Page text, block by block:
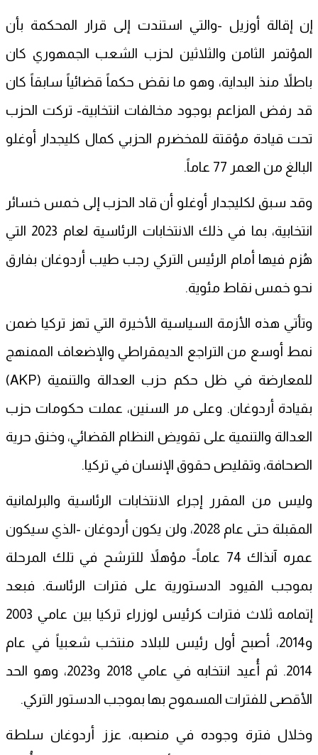
إن إقالة أوزيل -والتي استندت إلى قرار المحكمة بأن
المؤتمر الثامن والثلاثين لحزب الشعب الجمهوري كان
باطلاً منذ البداية، وهو ما نقض حكماً قضائياً سابقاً كان
قد رفض المزاعم بوجود مخالفات انتخابية- تركت الحزب
تحت قيادة مؤقتة للمخضرم الحزبي كمال كليجدار أوغلو
البالغ من العمر 77 عاماً.
وقد سبق لكليجدار أوغلو أن قاد الحزب إلى خمس خسائر
انتخابية، بما في ذلك الانتخابات الرئاسية لعام 2023 التي
هُزم فيها أمام الرئيس التركي رجب طيب أردوغان بفارق
نحو خمس نقاط مئوية.
وتأتي هذه الأزمة السياسية الأخيرة التي تهز تركيا ضمن
نمط أوسع من التراجع الديمقراطي والإضعاف الممنهج
للمعارضة في ظل حكم حزب العدالة والتنمية (AKP)
بقيادة أردوغان. وعلى مر السنين، عملت حكومات حزب
العدالة والتنمية على تقويض النظام القضائي، وخنق حرية
الصحافة، وتقليص حقوق الإنسان في تركيا.
وليس من المقرر إجراء الانتخابات الرئاسية والبرلمانية
المقبلة حتى عام 2028، ولن يكون أردوغان -الذي سيكون
عمره آنذاك 74 عاماً- مؤهلاً للترشح في تلك المرحلة
بموجب القيود الدستورية على فترات الرئاسة. فبعد
إتمامه ثلاث فترات كرئيس لوزراء تركيا بين عامي 2003
و2014، أصبح أول رئيس للبلاد منتخب شعبياً في عام
2014. ثم أُعيد انتخابه في عامي 2018 و2023، وهو الحد
الأقصى للفترات المسموح بها بموجب الدستور التركي.
وخلال فترة وجوده في منصبه، عزز أردوغان سلطة